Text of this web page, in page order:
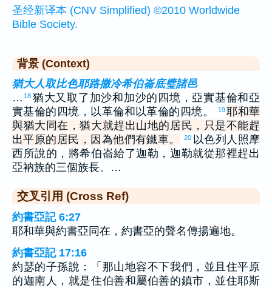
圣经新译本 (CNV Simplified) ©2010 Worldwide
Bible Society.
背景 (Context)
猶大人取比色耶路撒冷希伯崙底璧諸邑
… 18 猶大又取了加沙和加沙的四境，亞實基倫和亞
實基倫的四境，以革倫和以革倫的四境。
19耶和華
與猶大同在，猶大就趕出山地的居民，只是不能趕
出平原的居民，因為他們有鐵車。
20 以色列人照摩
西所說的，將希伯崙給了迦勒，迦勒就從那裡趕出
亞衲族的三個族長。…
交叉引用 (Cross Ref)
約書亞記 6:27
耶和華與約書亞同在，約書亞的聲名傳揚遍地。
約書亞記 17:16
約瑟的子孫說：「那山地容不下我們，並且住平原
的迦南人，就是住伯善和屬伯善的鎮市，並住耶斯